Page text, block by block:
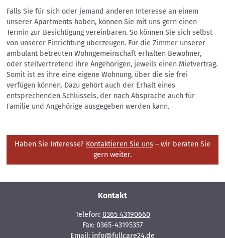
Falls Sie für sich oder jemand anderen Interesse an einem
unserer Apartments haben, können Sie mit uns gern einen
Termin zur Besichtigung vereinbaren. So können Sie sich selbst
von unserer Einrichtung überzeugen. Für die Zimmer unserer
ambulant betreuten Wohngemeinschaft erhalten Bewohner,
oder stellvertretend ihre Angehörigen, jeweils einen Mietvertrag.
Somit ist es ihre eine eigene Wohnung, über die sie frei
verfügen können. Dazu gehört auch der Erhalt eines
entsprechenden Schlüssels, der nach Absprache auch für
Familie und Angehörige ausgegeben werden kann.
Haben Sie Interesse? Kontaktieren Sie uns – wir beraten Sie
gern weiter.
Kontakt
Telefon: 0365 43190660
Fax: 0365-43195357
Email: info@fullcare24.de